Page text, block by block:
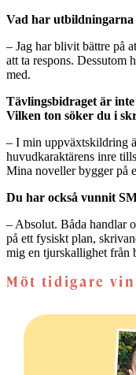
Vad har utbildningarna
– Jag har blivit bättre på
att ta respons. Dessutom
med.
Tävlingsbidraget är
Vilken ton söker du i
– I min uppväxtskildring
huvudkaraktärens inre
Mina noveller bygger på
Du har också vunnit
– Absolut. Båda handlar
på ett fysiskt plan,
mig en tjurskallighet från
Möt tidigare